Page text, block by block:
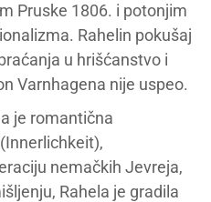
Pruske 1806. i potonjim
Rahelin pokušaj
u hrišćanstvo i
Varnhagena nije uspeo.
je romantična
nemačkih Jevreja,
Rahela je gradila